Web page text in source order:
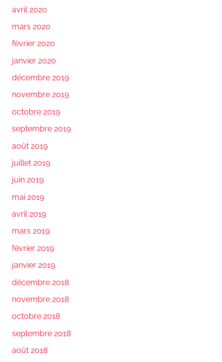
avril 2020
mars 2020
février 2020
janvier 2020
décembre 2019
novembre 2019
octobre 2019
septembre 2019
août 2019
juillet 2019
juin 2019
mai 2019
avril 2019
mars 2019
février 2019
janvier 2019
décembre 2018
novembre 2018
octobre 2018
septembre 2018
août 2018